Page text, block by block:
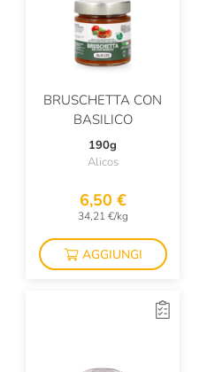
BRUSCHETTA CON
BASILICO
190g
Alicos
6,50 €
34,21 €/kg
AGGIUNGI